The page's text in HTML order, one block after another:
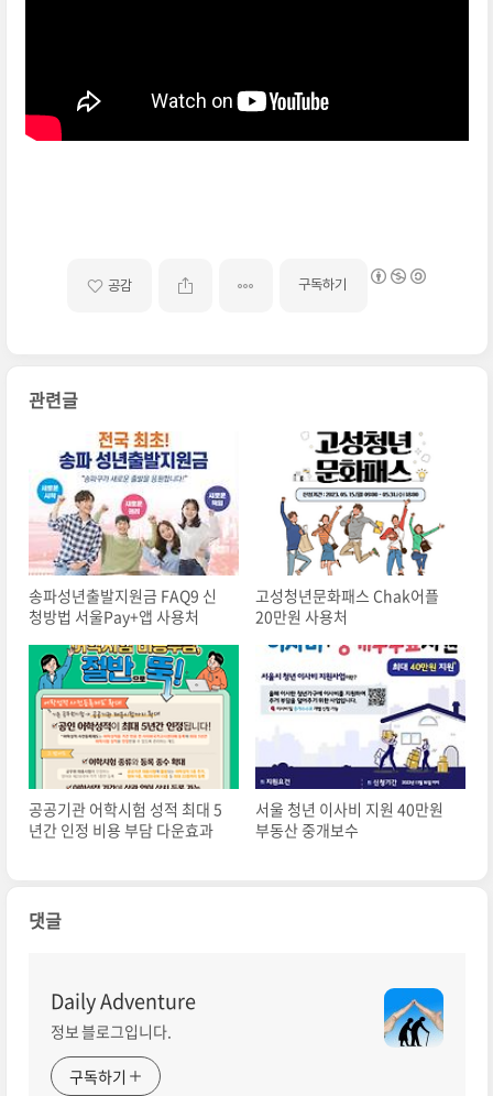
공감 구독하기
관련글
송파성년출발지원금 FAQ9 신
청방법 서울Pay+앱 사용처
고성청년문화패스 Chak어플
20만원 사용처
공공기관 어학시험 성적 최대 5
년간 인정 비용 부담 다운효과
서울 청년 이사비 지원 40만원
부동산 중개보수
댓글
Daily Adventure
정보 블로그입니다.
구독하기